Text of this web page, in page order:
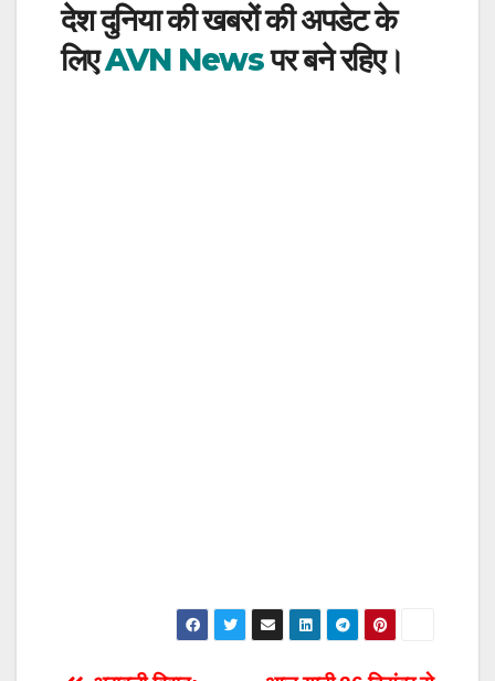
देश दुनिया की खबरों की अपडेट के
लिएAVN Newsपर बने रहिए।